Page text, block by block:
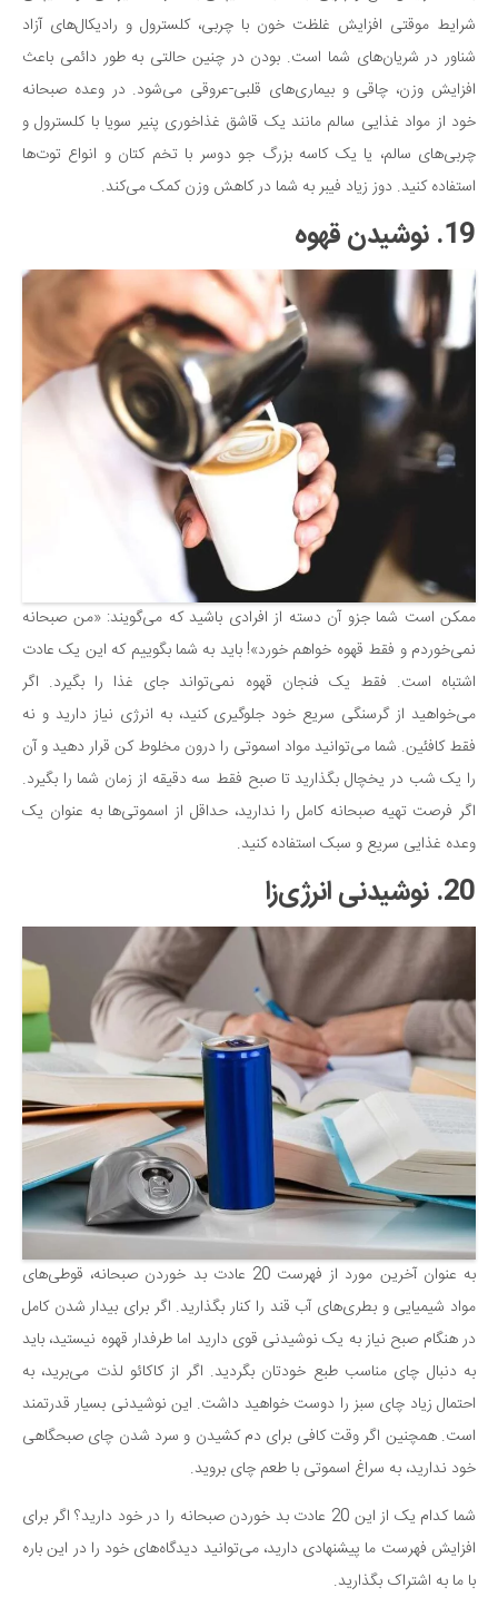
شرایط موقتی افزایش غلظت خون با چربی، کلسترول و رادیکال‌های آزاد
شناور در شریان‌های شما است. بودن در چنین حالتی به طور دائمی باعث
افزایش وزن، چاقی و بیماری‌های قلبی-عروقی می‌شود. در وعده صبحانه
خود از مواد غذایی سالم مانند یک قاشق غذاخوری پنیر سویا با کلسترول و
چربی‌های سالم، یا یک کاسه بزرگ جو دوسر با تخم کتان و انواع توت‌ها
استفاده کنید. دوز زیاد فیبر به شما در کاهش وزن کمک می‌کند.
19. نوشیدن قهوه
ممکن است شما جزو آن دسته از افرادی باشید که می‌گویند: «من صبحانه
نمی‌خوردم و فقط قهوه خواهم خورد»! باید به شما بگوییم که این یک عادت
اشتباه است. فقط یک فنجان قهوه نمی‌تواند جای غذا را بگیرد. اگر
می‌خواهید از گرسنگی سریع خود جلوگیری کنید، به انرژی نیاز دارید و نه
فقط کافئین. شما می‌توانید مواد اسموتی را درون مخلوط کن قرار دهید و آن
را یک شب در یخچال بگذارید تا صبح فقط سه دقیقه از زمان شما را بگیرد.
اگر فرصت تهیه صبحانه کامل را ندارید، حداقل از اسموتی‌ها به عنوان یک
وعده غذایی سریع و سبک استفاده کنید.
20. نوشیدنی انرژی‌زا
به عنوان آخرین مورد از فهرست 20 عادت بد خوردن صبحانه، قوطی‌های
مواد شیمیایی و بطری‌های آب قند را کنار بگذارید. اگر برای بیدار شدن کامل
در هنگام صبح نیاز به یک نوشیدنی قوی دارید اما طرفدار قهوه نیستید، باید
به دنبال چای مناسب طبع خودتان بگردید. اگر از کاکائو لذت می‌برید، به
احتمال زیاد چای سبز را دوست خواهید داشت. این نوشیدنی بسیار قدرتمند
است. همچنین اگر وقت کافی برای دم کشیدن و سرد شدن چای صبحگاهی
خود ندارید، به سراغ اسموتی با طعم چای بروید.
شما کدام یک از این 20 عادت بد خوردن صبحانه را در خود دارید؟ اگر برای
افزایش فهرست ما پیشنهادی دارید، می‌توانید دیدگاه‌های خود را در این باره
با ما به اشتراک بگذارید.